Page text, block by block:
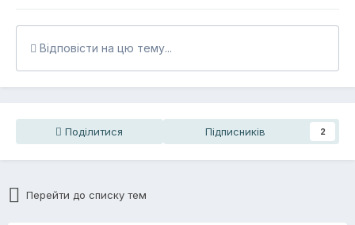
Відповісти на цю тему...
Поділитися Підписників 2
Перейти до списку тем